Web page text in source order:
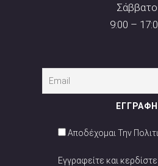
Σάββατο
9:00 –
Αποδέχομαι Την
Εγγραφείτε και